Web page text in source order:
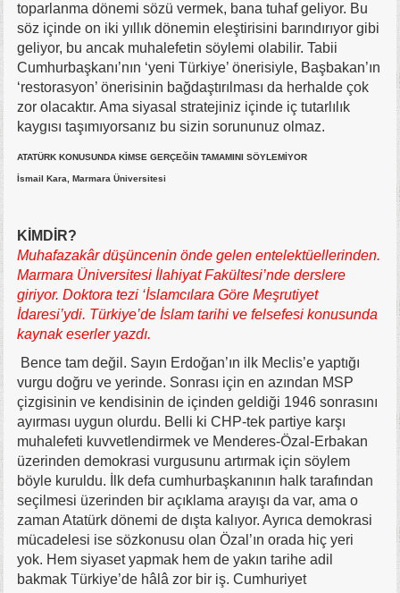
toparlanma dönemi sözü vermek, bana tuhaf geliyor. Bu
söz içinde on iki yıllık dönemin eleştirisini barındırıyor gibi
geliyor, bu ancak muhalefetin söylemi olabilir. Tabii
Cumhurbaşkanı’nın ‘yeni Türkiye’ önerisiyle, Başbakan’ın
‘restorasyon’ önerisinin bağdaştırılması da herhalde çok
zor olacaktır. Ama siyasal stratejiniz içinde iç tutarlılık
kaygısı taşımıyorsanız bu sizin sorununuz olmaz.
ATATÜRK KONUSUNDA KİMSE GERÇEĞİN TAMAMINI SÖYLEMİYOR
İsmail Kara, Marmara Üniversitesi
KİMDİR?
Muhafazakâr düşüncenin önde gelen entelektüellerinden.
Marmara Üniversitesi İlahiyat Fakültesi’nde derslere
giriyor. Doktora tezi ‘İslamcılara Göre Meşrutiyet
İdaresi’ydi. Türkiye’de İslam tarihi ve felsefesi konusunda
kaynak eserler yazdı.
Bence tam değil. Sayın Erdoğan’ın ilk Meclis’e yaptığı
vurgu doğru ve yerinde. Sonrası için en azından MSP
çizgisinin ve kendisinin de içinden geldiği 1946 sonrasını
ayırması uygun olurdu. Belli ki CHP-tek partiye karşı
muhalefeti kuvvetlendirmek ve Menderes-Özal-Erbakan
üzerinden demokrasi vurgusunu artırmak için söylem
böyle kuruldu. İlk defa cumhurbaşkanının halk tarafından
seçilmesi üzerinden bir açıklama arayışı da var, ama o
zaman Atatürk dönemi de dışta kalıyor. Ayrıca demokrasi
mücadelesi ise sözkonusu olan Özal’ın orada hiç yeri
yok. Hem siyaset yapmak hem de yakın tarihe adil
bakmak Türkiye’de hâlâ zor bir iş. Cumhuriyet